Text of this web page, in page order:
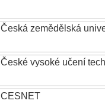
Česká zemědělská
České vysoké učení
CESNET